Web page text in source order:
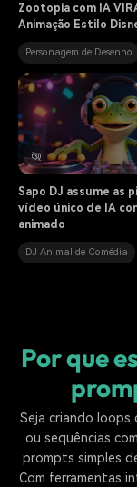
Zootopia com IA
Animação Estilo
Personagem de Desenho
Sapo DJ assume as
vídeo único de IA
animado
DJ Animal de Comédia
Por que
Seja criando loops
ou sequências
prompts simples
Com ferramentas